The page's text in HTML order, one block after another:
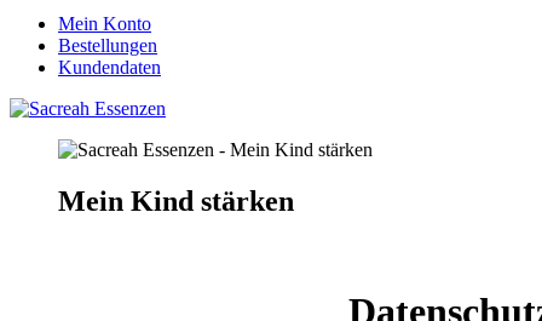
Mein Konto
Bestellungen
Kundendaten
Mein Kind stärken